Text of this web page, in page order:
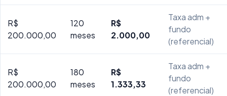
R$
200.000,00
120
meses
R$
2.000,00
Taxa adm +
fundo
(referencial)
R$
200.000,00
180
meses
R$
1.333,33
Taxa adm +
fundo
(referencial)